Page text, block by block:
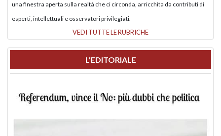
una finestra aperta sulla realtà che ci circonda, arricchita da contributi di
esperti, intellettuali e osservatori privilegiati.
VEDI TUTTE LE RUBRICHE
L'EDITORIALE